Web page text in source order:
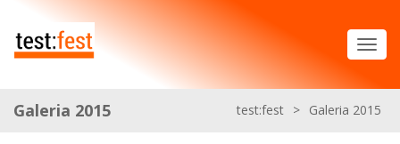
Galeria 2015 test:fest > Galeria 2015